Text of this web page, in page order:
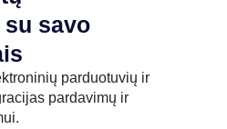
su savo
parduotuvių ir
pardavimų ir